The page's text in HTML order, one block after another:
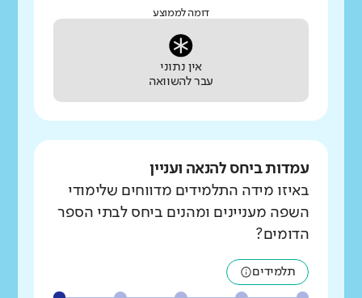
דומה לממוצע
אין נתוני
עבר להשוואה
עמדות ביחס להנאה ועניין
באיזו מידה התלמידים מדווחים שלימודי
השפה מעניינים ומהנים ביחס לבתי הספר
הדומים?
תלמידים